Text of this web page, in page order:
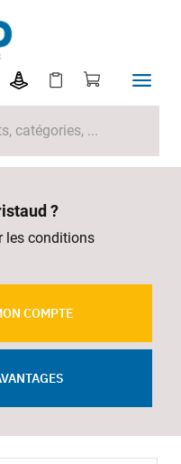
?
les conditions
COMPTE